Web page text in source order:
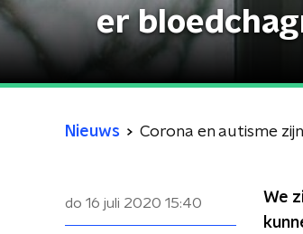
er
Nieuws Corona en autisme
do 16 juli 2020 15:40
We